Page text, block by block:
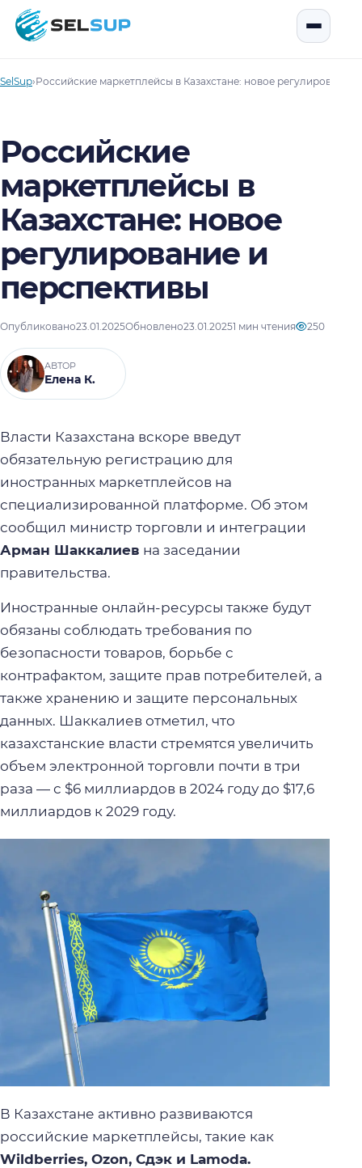
SelSup
SelSup›Российские маркетплейсы в Казахстане: новое регулирование
Российские
маркетплейсы в
Казахстане: новое
регулирование и
перспективы
Опубликовано23.01.2025Обновлено23.01.20251 мин чтения 250
АВТОР
Елена К.
Власти Казахстана вскоре введут
обязательную регистрацию для
иностранных маркетплейсов на
специализированной платформе. Об этом
сообщил министр торговли и интеграции
Арман Шаккалиев на заседании
правительства.
Иностранные онлайн-ресурсы также будут
обязаны соблюдать требования по
безопасности товаров, борьбе с
контрафактом, защите прав потребителей, а
также хранению и защите персональных
данных. Шаккалиев отметил, что
казахстанские власти стремятся увеличить
объем электронной торговли почти в три
раза — с $6 миллиардов в 2024 году до $17,6
миллиардов к 2029 году.
В Казахстане активно развиваются
российские маркетплейсы, такие как
Wildberries, Ozon, Сдэк и Lamoda.